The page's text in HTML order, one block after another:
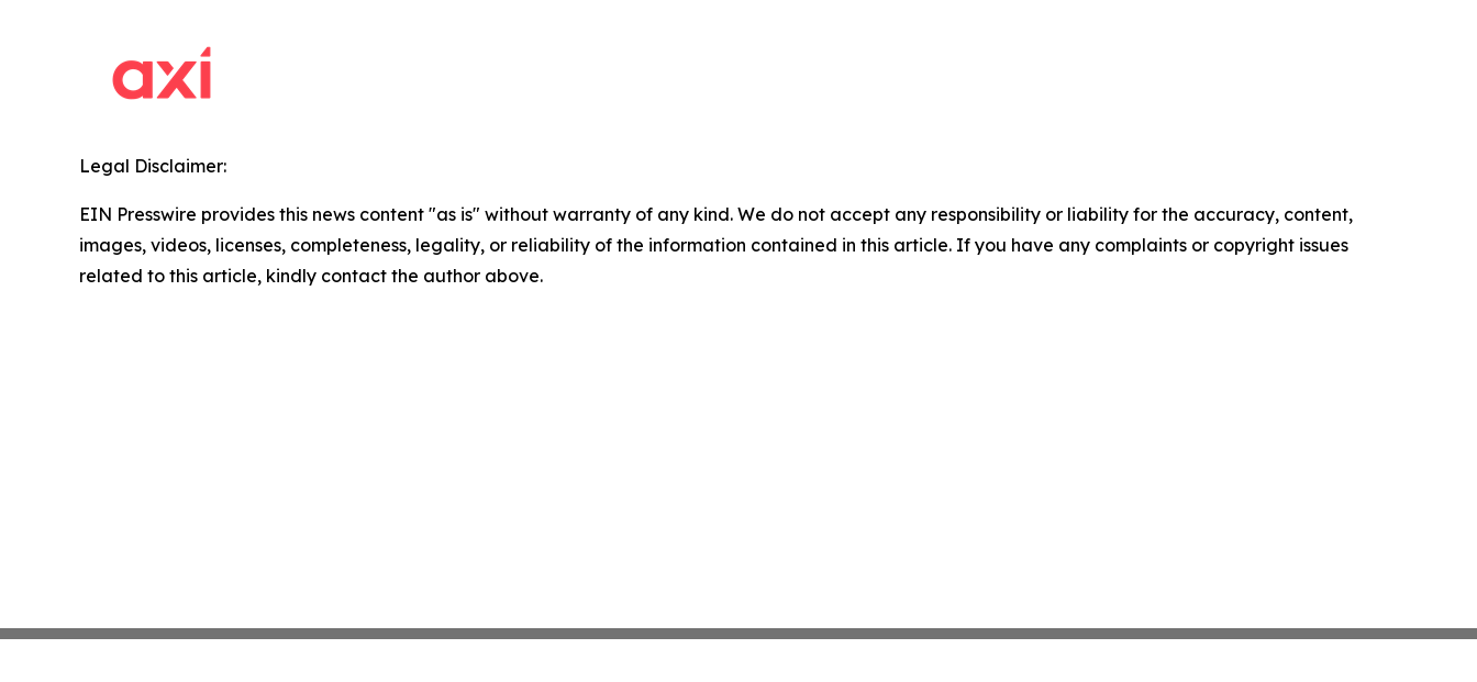
Legal Disclaimer:
EIN Presswire provides this news content "as is" without warranty of any kind. We do not accept any responsibility or liability for the accuracy, content,
images, videos, licenses, completeness, legality, or reliability of the information contained in this article. If you have any complaints or copyright issues
related to this article, kindly contact the author above.